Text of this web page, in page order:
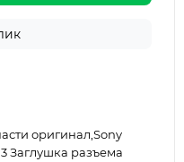
оригинал,Sony
Заглушка разъема